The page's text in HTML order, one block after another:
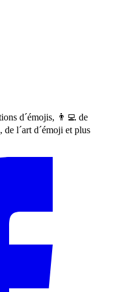
d´émojis, 👨‍💻 de
l´art d´émoji et plus